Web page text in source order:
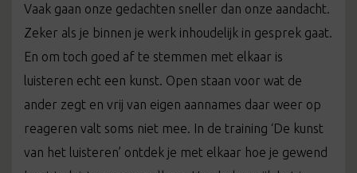
Vaak gaan onze gedachten sneller dan onze aandacht.
Zeker als je binnen je werk inhoudelijk in gesprek gaat.
En om toch goed af te stemmen met elkaar is
luisteren echt een kunst. Open staan voor wat de
ander zegt en vrij van eigen aannames daar weer op
reageren valt soms niet mee. In de training ‘De kunst
van het luisteren’ ontdek je met elkaar hoe je gewend